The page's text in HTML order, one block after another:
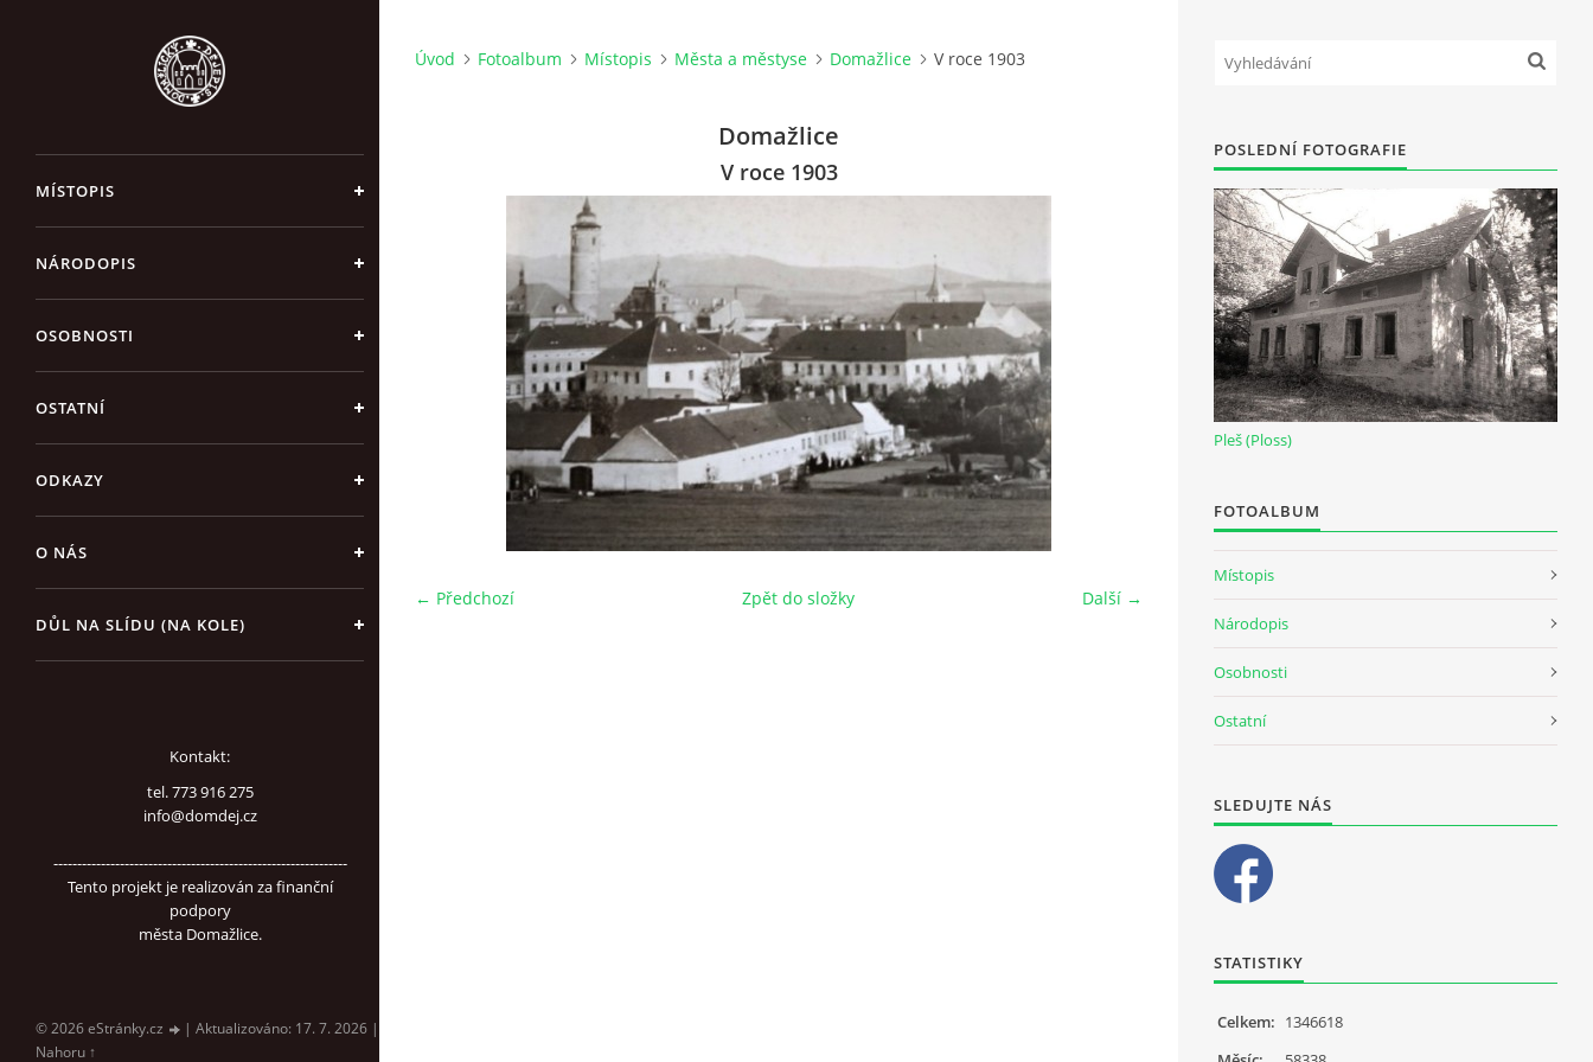
MÍSTOPIS
NÁRODOPIS
OSOBNOSTI
OSTATNÍ
ODKAZY
O NÁS
DŮL NA SLÍDU (NA KOLE)
Kontakt:
tel. 773 916 275
info@domdej.cz
--------------------------------------------------------------
Tento projekt je realizován za finanční
podpory
města Domažlice.
© 2026 eStránky.cz | Aktualizováno: 17. 7. 2026 |
Nahoru ↑
Úvod Fotoalbum Místopis Města a městyse Domažlice V roce 1903
Domažlice
V roce 1903
← Předchozí Další →
Zpět do složky
POSLEDNÍ FOTOGRAFIE
Pleš (Ploss)
FOTOALBUM
Místopis
Národopis
Osobnosti
Ostatní
SLEDUJTE NÁS
STATISTIKY
Celkem: 1346618